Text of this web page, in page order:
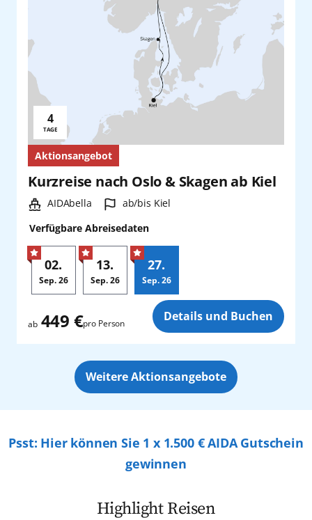
Yokohama
Aktionsangebot
Kurzreise nach Oslo & Skagen ab Kiel
Schiff:
AIDAbella Hafen:
ab/bis Kiel
Verfügbare Abreisedaten
02.
Sep.26
13.
Sep.26
27.
Sep.26
Reisedauer:
4
TAGE
ab 449 €pro Person Details und Buchen
Weitere Aktionsangebote
Psst: Hier können Sie 1 x 1.500 € AIDA Gutschein
gewinnen
Highlight Reisen